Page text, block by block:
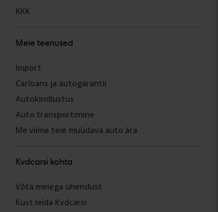
KKK
Meie teenused
Import
Carloans ja autogarantii
Autokindlustus
Auto transportimine
Me viime teie müüdava auto ära
Kvdcarsi kohta
Võta meiega ühendust
Kust leida Kvdcarsi